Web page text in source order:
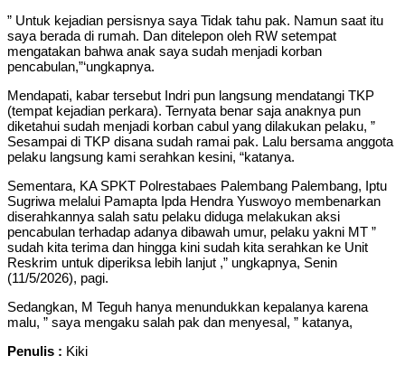
” Untuk kejadian persisnya saya Tidak tahu pak. Namun saat itu
saya berada di rumah. Dan ditelepon oleh RW setempat
mengatakan bahwa anak saya sudah menjadi korban
pencabulan,”‘ungkapnya.
Mendapati, kabar tersebut Indri pun langsung mendatangi TKP
(tempat kejadian perkara). Ternyata benar saja anaknya pun
diketahui sudah menjadi korban cabul yang dilakukan pelaku, ”
Sesampai di TKP disana sudah ramai pak. Lalu bersama anggota
pelaku langsung kami serahkan kesini, “katanya.
Sementara, KA SPKT Polrestabaes Palembang Palembang, Iptu
Sugriwa melalui Pamapta Ipda Hendra Yuswoyo membenarkan
diserahkannya salah satu pelaku diduga melakukan aksi
pencabulan terhadap adanya dibawah umur, pelaku yakni MT ”
sudah kita terima dan hingga kini sudah kita serahkan ke Unit
Reskrim untuk diperiksa lebih lanjut ,” ungkapnya, Senin
(11/5/2026), pagi.
Sedangkan, M Teguh hanya menundukkan kepalanya karena
malu, ” saya mengaku salah pak dan menyesal, ” katanya,
Penulis : Kiki